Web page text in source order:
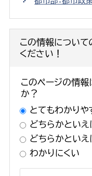
この情報について
ください！
このページの情
か？
とてもわかりや
どちらかといえ
どちらかといえ
わかりにくい